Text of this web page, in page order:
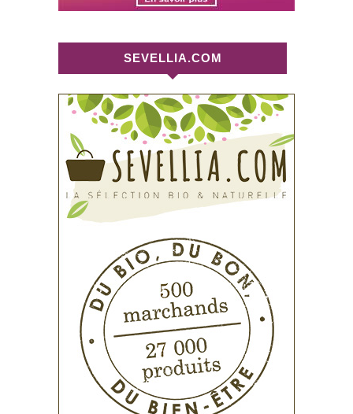
SEVELLIA.COM